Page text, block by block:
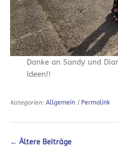
Danke an Sandy und
Ideen!!
Kategorien: Allgemein | Permalink
← Ältere Beiträge